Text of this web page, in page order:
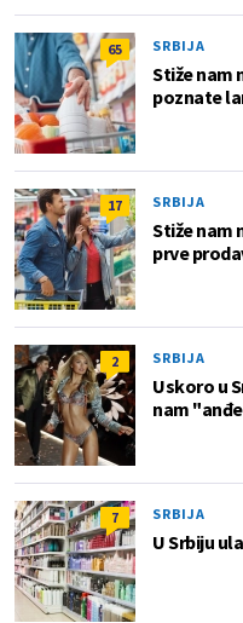
65 SRBIJA
Stiže nam
poznate
17 SRBIJA
Stiže nam
prve
2 SRBIJA
Uskoro u
nam
7 SRBIJA
U Srbiju